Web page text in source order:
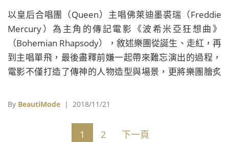
以皇后合唱團（Queen）主唱佛萊迪墨裘瑞（Freddie
Mercury）為主角的傳記電影《波希米亞狂想曲》
（Bohemian Rhapsody），敘述樂團從誕生、走紅，再
到主唱單飛，最後盡釋前嫌一起帶來難忘演出的過程，
電影不僅打造了傳神的人物造型與場景，更將樂團膾炙
大片。
By BeautiMode | 2018/11/21
1 2 下一頁